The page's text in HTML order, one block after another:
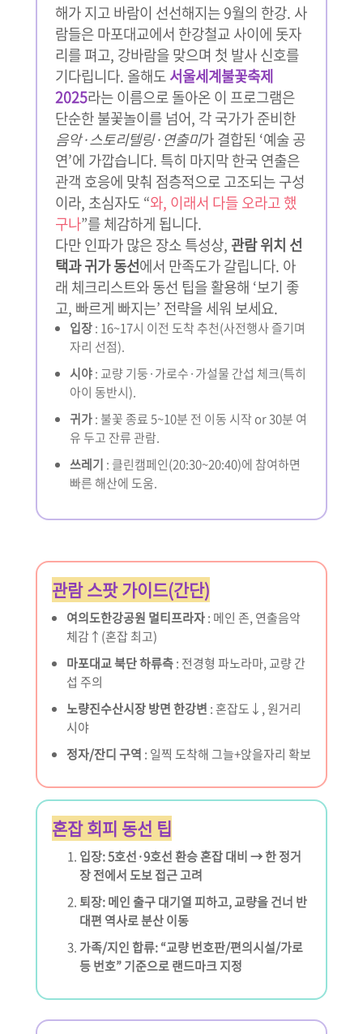
해가 지고 바람이 선선해지는 9월의 한강. 사
람들은 마포대교에서 한강철교 사이에 돗자
리를 펴고, 강바람을 맞으며 첫 발사 신호를
기다립니다. 올해도서울세계불꽃축제
2025라는 이름으로 돌아온 이 프로그램은
단순한 불꽃놀이를 넘어, 각 국가가 준비한
음악·스토리텔링·연출미가 결합된 ‘예술 공
연’에 가깝습니다. 특히 마지막 한국 연출은
관객 호응에 맞춰 점층적으로 고조되는 구성
이라, 초심자도 “와, 이래서 다들 오라고 했
구나”를 체감하게 됩니다.
다만 인파가 많은 장소 특성상, 관람 위치 선
택과 귀가 동선에서 만족도가 갈립니다. 아
래 체크리스트와 동선 팁을 활용해 ‘보기 좋
고, 빠르게 빠지는’ 전략을 세워 보세요.
입장: 16~17시 이전 도착 추천(사전행사 즐기며
자리 선점).
시야: 교량 기둥·가로수·가설물 간섭 체크(특히
아이 동반시).
귀가: 불꽃 종료 5~10분 전 이동 시작 or 30분 여
유 두고 잔류 관람.
쓰레기 : 클린캠페인(20:30~20:40)에 참여하면
빠른 해산에 도움.
관람 스팟 가이드(간단)
여의도한강공원 멀티프라자: 메인 존, 연출음악
체감↑(혼잡 최고)
마포대교 북단 하류측: 전경형 파노라마, 교량 간
섭 주의
노량진수산시장 방면 한강변 : 혼잡도↓, 원거리
시야
정자/잔디 구역 : 일찍 도착해 그늘+앉을자리 확보
혼잡 회피 동선 팁
입장: 5호선·9호선 환승 혼잡 대비 → 한 정거
장 전에서 도보 접근 고려
퇴장: 메인 출구 대기열 피하고, 교량을 건너 반
대편 역사로 분산 이동
가족/지인 합류: “교량 번호판/편의시설/가로
등 번호” 기준으로 랜드마크 지정